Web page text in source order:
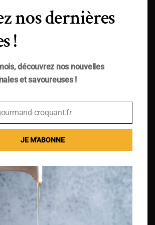
nos dernières
!
découvrez nos nouvelles
et savoureuses !
croquant.fr
JE M'ABONNE